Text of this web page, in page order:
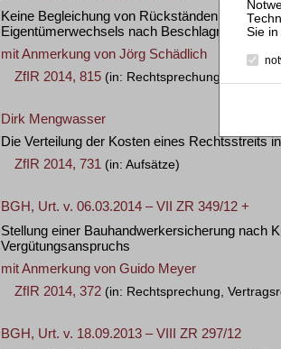
Keine Begleichung von Rückständen
Eigentümerwechsels nach Beschlagnahme
mit Anmerkung von Jörg Schädlich
ZfIR 2014, 815 (in: Rechtsprechung,
Dirk Mengwasser
Die Verteilung der Kosten eines Rechtsstreits
ZfIR 2014, 731 (in: Aufsätze)
BGH, Urt. v. 06.03.2014 – VII ZR 349/12 +
Stellung einer Bauhandwerkersicherung nach
Vergütungsanspruchs
mit Anmerkung von Guido Meyer
ZfIR 2014, 372 (in: Rechtsprechung,
BGH, Urt. v. 18.09.2013 – VIII ZR 297/12